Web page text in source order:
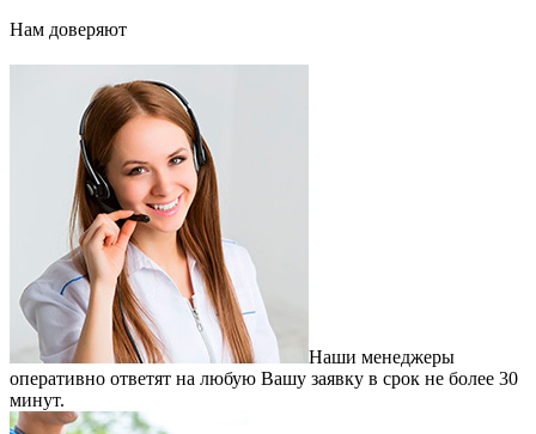
Нам доверяют
Наши менеджеры
оперативно ответят на любую Вашу заявку в срок не более 30
минут.